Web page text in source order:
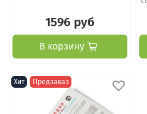
1596 руб
В корзину
Хит Предзаказ